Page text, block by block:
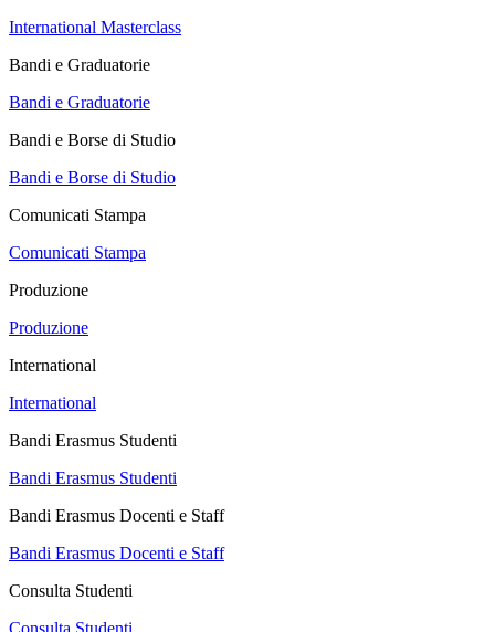
International Masterclass
Bandi e Graduatorie
Bandi e Graduatorie
Bandi e Borse di Studio
Bandi e Borse di Studio
Comunicati Stampa
Comunicati Stampa
Produzione
Produzione
International
International
Bandi Erasmus Studenti
Bandi Erasmus Studenti
Bandi Erasmus Docenti e Staff
Bandi Erasmus Docenti e Staff
Consulta Studenti
Consulta Studenti